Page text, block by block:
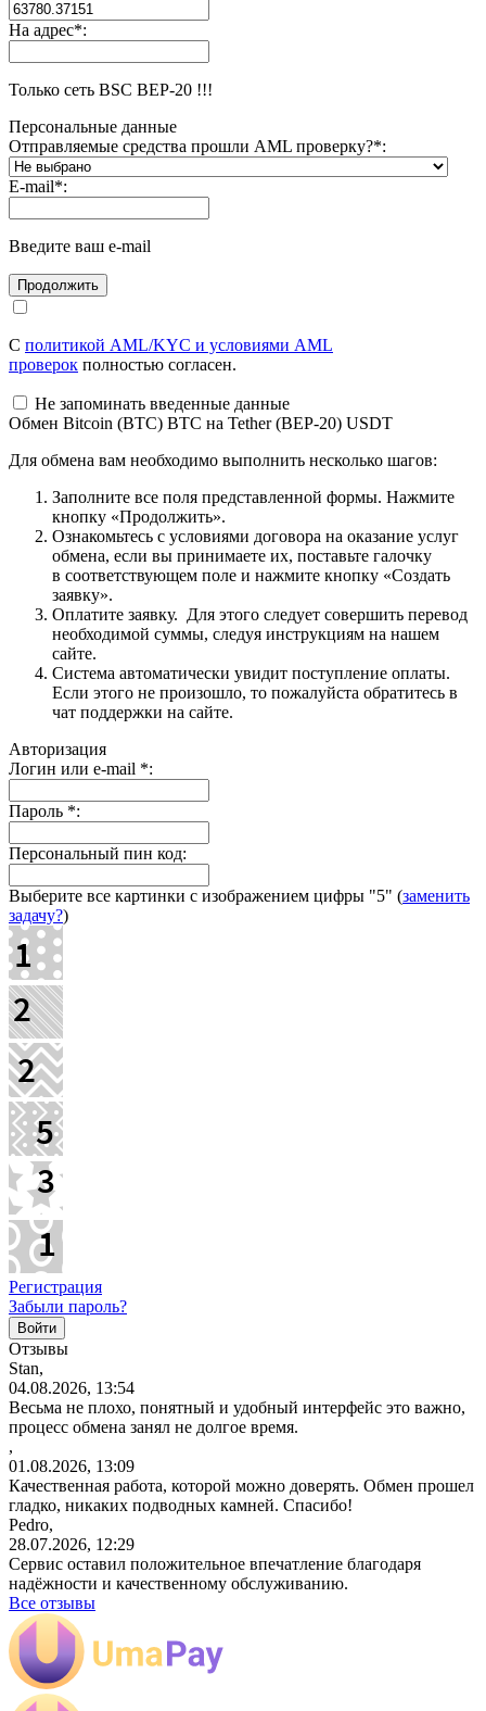
На адрес*:
Только сеть BSC BEP-20 !!!
Персональные данные
Отправляемые средства прошли AML проверку?*:
E-mail*:
Введите ваш e-mail
С политикой AML/KYC и условиями AML
проверок полностью согласен.
Не запоминать введенные данные
Обмен Bitcoin (BTC) BTC на Tether (BEP-20) USDT
Для обмена вам необходимо выполнить несколько шагов:
Заполните все поля представленной формы. Нажмите
кнопку «Продолжить».
Ознакомьтесь с условиями договора на оказание услуг
обмена, если вы принимаете их, поставьте галочку
в соответствующем поле и нажмите кнопку «Создать
заявку».
Оплатите заявку. Для этого следует совершить перевод
необходимой суммы, следуя инструкциям на нашем
сайте.
Система автоматически увидит поступление оплаты.
Если этого не произошло, то пожалуйста обратитесь в
чат поддержки на сайте.
Авторизация
Логин или e-mail *:
Пароль *:
Персональный пин код:
Выберите все картинки с изображением цифры "5" (заменить
задачу?)
Регистрация
Забыли пароль?
Отзывы
Stan,
04.08.2026, 13:54
Весьма не плохо, понятный и удобный интерфейс это важно,
процесс обмена занял не долгое время.
,
01.08.2026, 13:09
Качественная работа, которой можно доверять. Обмен прошел
гладко, никаких подводных камней. Спасибо!
Pedro,
28.07.2026, 12:29
Сервис оставил положительное впечатление благодаря
надёжности и качественному обслуживанию.
Все отзывы